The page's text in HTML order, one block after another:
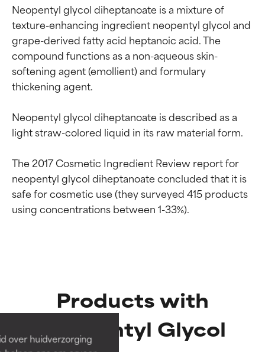
over huidverzorging
Neopentyl glycol diheptanoate is a mixture of
texture-enhancing ingredient neopentyl glycol and
grape-derived fatty acid heptanoic acid. The
compound functions as a non-aqueous skin-
softening agent (emollient) and formulary
thickening agent.
Neopentyl glycol diheptanoate is described as a
light straw-colored liquid in its raw material form.
The 2017 Cosmetic Ingredient Review report for
neopentyl glycol diheptanoate concluded that it is
safe for cosmetic use (they surveyed 415 products
Products with
Neopentyl Glycol
Bewezen en ondersteund door
Bewezen en ondersteund door